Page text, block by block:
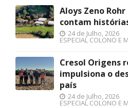
Aloys Zeno Rohr
contam
24 de Julho, 2026
ESPECIAL COLONO E
Cresol Origens
impulsiona o
país
24 de Julho, 2026
ESPECIAL COLONO E